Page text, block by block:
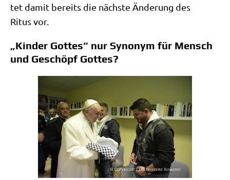
tet damit bereits die näch­ste Ände­rung des
Ritus vor.
„Kinder Gottes“ nur Synonym für Mensch
und Geschöpf Gottes?